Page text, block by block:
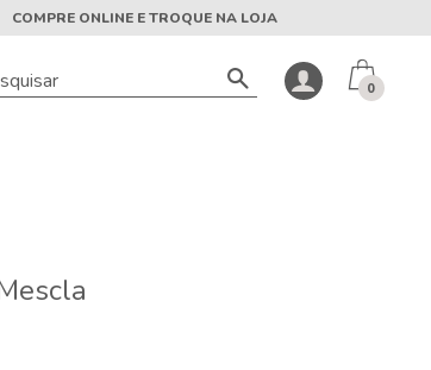
COMPRE ONLINE E TROQUE NA LOJA
0